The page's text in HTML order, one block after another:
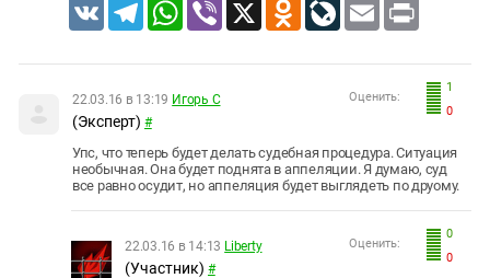
VK TelegramWhatsApp
Viber X Odnoklassniki
LiveJournal
Email Print
1
0
Оценить:
22.03.16 в 13:19 Игорь С
(Эксперт) #
Упс, что теперь будет делать судебная процедура. Ситуация
необычная. Она будет поднята в аппеляции. Я думаю, суд
все равно осудит, но аппеляция будет выглядеть по друому.
0
0
Оценить:
22.03.16 в 14:13 Liberty
(Участник) #